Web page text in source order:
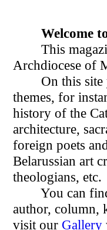
Welcome
This
Archdiocese of
On this site
themes, for
history of the
architecture,
foreign poets
Belarussian art
theologians, etc.
You can find
author, column,
visit our Gallery